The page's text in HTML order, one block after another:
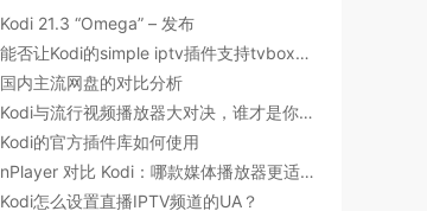
Kodi 21.3 “Omega” – 发布
能否让Kodi的simple iptv插件支持tvbox的源
国内主流网盘的对比分析
Kodi与流行视频播放器大对决，谁才是你的菜？
Kodi的官方插件库如何使用
nPlayer 对比 Kodi：哪款媒体播放器更适合你？
Kodi怎么设置直播IPTV频道的UA？